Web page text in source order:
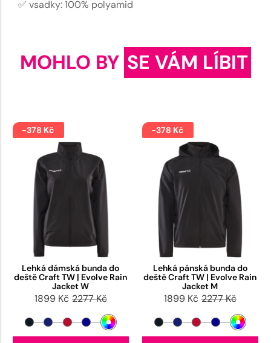
✅ vsadky: 100% polyamid
MOHLO BY SE VÁM LÍBIT
-378 Kč
Lehká dámská bunda do
deště Craft TW | Evolve Rain
Jacket W
1899 Kč 2277 Kč
-378 Kč
Lehká pánská bunda do
deště Craft TW | Evolve Rain
Jacket M
1899 Kč 2277 Kč